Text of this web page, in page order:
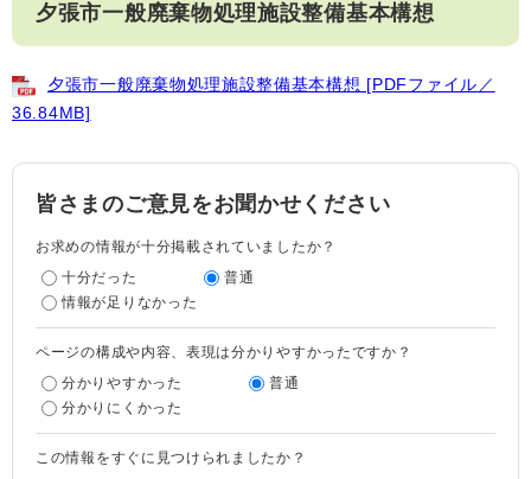
夕張市一般廃棄物処理施設整備基本構想
夕張市一般廃棄物処理施設整備基本構想 [PDFファイル／
36.84MB]
皆さまのご意見をお聞かせください
お求めの情報が十分掲載されていましたか？
十分だった
普通
情報が足りなかった
ページの構成や内容、表現は分かりやすかったですか？
分かりやすかった
普通
分かりにくかった
この情報をすぐに見つけられましたか？